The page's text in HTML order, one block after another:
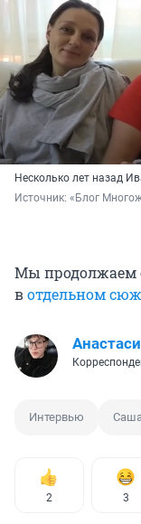
Несколько лет назад
Источник: «Блог
Мы продолжаем
вотдельном
Интервью
2 3